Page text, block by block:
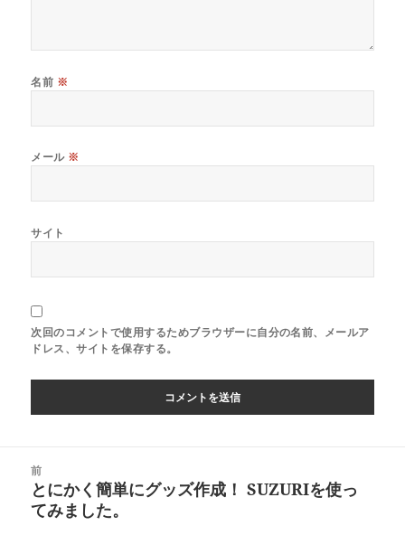
名前 ※
メール ※
サイト
次回のコメントで使用するためブラウザーに自分の名前、メールア
ドレス、サイトを保存する。
前
前
の
とにかく簡単にグッズ作成！ SUZURIを使っ
てみました。